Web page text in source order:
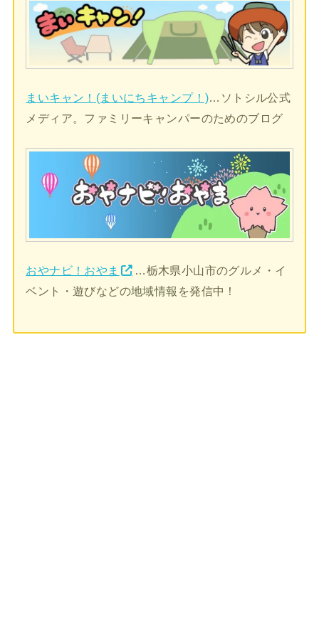
まいキャン！(まいにちキャンプ！)…ソトシル公式
メディア。ファミリーキャンパーのためのブログ
おやナビ！おやま
…栃木県小山市のグルメ・イ
ベント・遊びなどの地域情報を発信中！